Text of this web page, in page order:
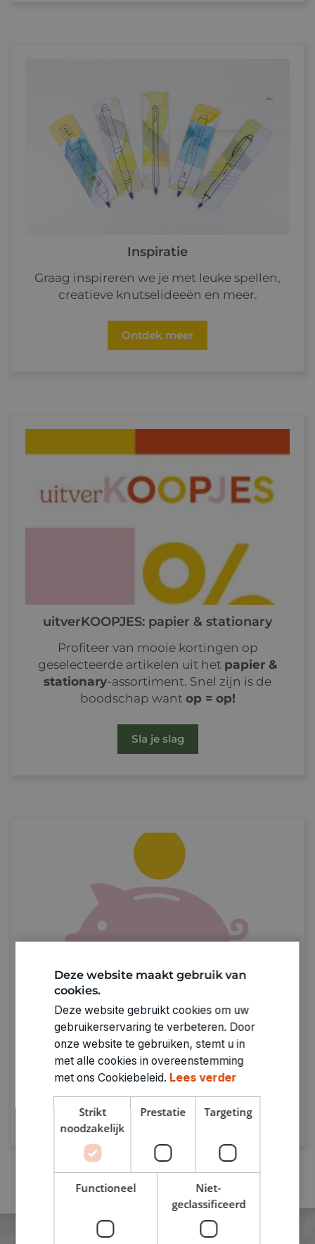
Inspiratie
Graag inspireren we je met leuke spellen,
creatieve knutselideeën en meer.
Ontdek meer
uitverKOOPJES: papier & stationary
Profiteer van mooie kortingen op
geselecteerde artikelen uit het papier &
stationary-assortiment. Snel zijn is de
boodschap want op = op!
Sla je slag
Sparen met De Banier
Spaar bij punten bij elke aankoop.Genoeg
punten = prijzen verzilveren!
Ontdek meer
Deze website maakt gebruik van
cookies.
Deze website gebruikt cookies om uw
gebruikerservaring te verbeteren. Door
onze website te gebruiken, stemt u in
met alle cookies in overeenstemming
met ons Cookiebeleid. Lees verder
Strikt
noodzakelijk
Prestatie Targeting
Functioneel
Niet-
geclassificeerd